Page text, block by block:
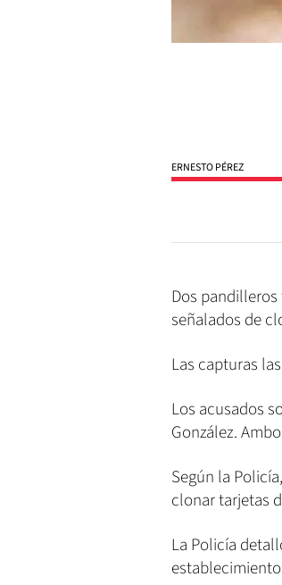
ERNESTO PÉREZ
Dos
señalados de
Las capturas
Los acusados
González.
Según la
clonar tarjetas
La Policía